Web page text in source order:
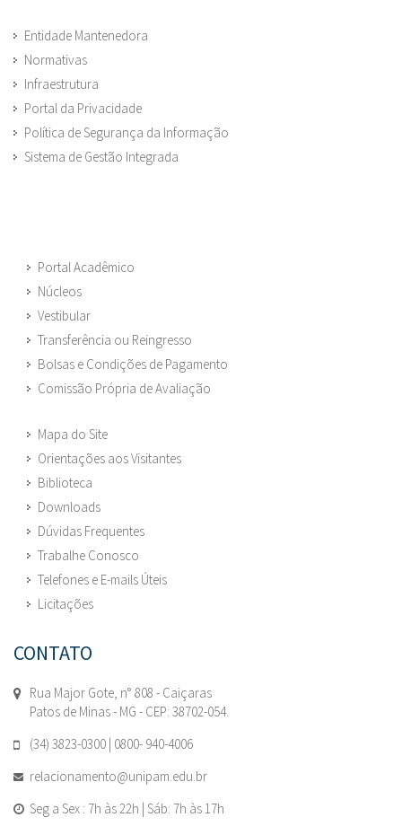
Entidade Mantenedora
Normativas
Infraestrutura
Portal da Privacidade
Política de Segurança da Informação
Sistema de Gestão Integrada
Portal Acadêmico
Núcleos
Vestibular
Transferência ou Reingresso
Bolsas e Condições de Pagamento
Comissão Própria de Avaliação
Mapa do Site
Orientações aos Visitantes
Biblioteca
Downloads
Dúvidas Frequentes
Trabalhe Conosco
Telefones e E-mails Úteis
Licitações
CONTATO
Rua Major Gote, n° 808 - Caiçaras
Patos de Minas - MG - CEP: 38702-054.
(34) 3823-0300 | 0800- 940-4006
relacionamento@unipam.edu.br
Seg a Sex : 7h às 22h | Sáb: 7h às 17h